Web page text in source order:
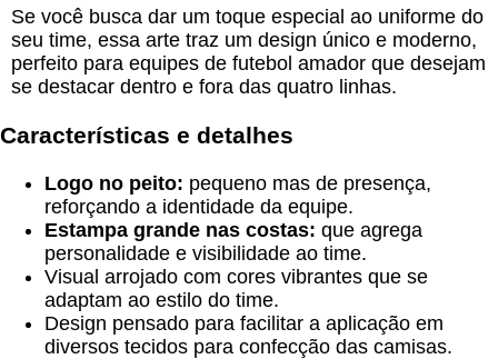
Se você busca dar um toque especial ao uniforme do
seu time, essa arte traz um design único e moderno,
perfeito para equipes de futebol amador que desejam
se destacar dentro e fora das quatro linhas.
Características e detalhes
Logo no peito: pequeno mas de presença,
reforçando a identidade da equipe.
Estampa grande nas costas: que agrega
personalidade e visibilidade ao time.
Visual arrojado com cores vibrantes que se
adaptam ao estilo do time.
Design pensado para facilitar a aplicação em
diversos tecidos para confecção das camisas.